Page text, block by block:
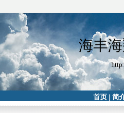
海丰
首页 简